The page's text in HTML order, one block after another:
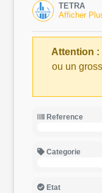
TETRA
Afficher
Attention :
ou un
Reference
Categorie
Etat